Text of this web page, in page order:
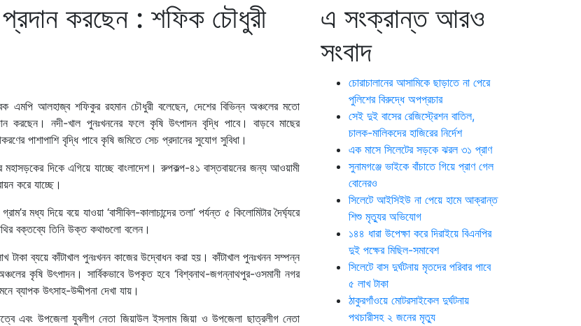
করছেন : শফিক চৌধুরী
এমপি আলহাজ্ব শফিকুর রহমান চৌধুরী বলেছেন, দেশের বিভিন্ন অঞ্চলের মতো
করছেন। নদী-খাল পুনঃখননের ফলে কৃষি উৎপাদন বৃদ্ধি পাবে। বাড়বে মাছের
পাশাপাশি বৃদ্ধি পাবে কৃষি জমিতে সেচ প্রদানের সুযোগ সুবিধা।
মহাসড়কের দিকে এগিয়ে যাচ্ছে বাংলাদেশ। রুপকল্প-৪১ বাস্তবায়নের জন্য আওয়ামী
করে যাচ্ছে।
মধ্য দিয়ে বয়ে যাওয়া ‘বাসীবিল-কালাচান্দের তলা’ পর্যন্ত ৫ কিলোমিটার দৈর্ঘ্যরে
বক্তব্যে তিনি উক্ত কথাগুলো বলেন।
টাকা ব্যয়ে কাঁটাখাল পুনঃখনন কাজের উদ্বোধন করা হয়। কাঁটাখাল পুনঃখনন সম্পন্ন
কৃষি উৎপাদন। সার্বিকভাবে উপকৃত হবে ‘বিশ্বনাথ-জগন্নাথপুর-ওসমানী নগর
ব্যাপক উৎসাহ-উদ্দীপনা দেখা যায়।
এবং উপজেলা যুবলীগ নেতা জিয়াউল ইসলাম জিয়া ও উপজেলা ছাত্রলীগ নেতা
এ সংক্রান্ত আরও
সংবাদ
চোরাচালানের আসামিকে ছাড়াতে না পেরে
পুলিশের বিরুদ্ধে অপপ্রচার
সেই দুই বাসের রেজিস্ট্রেশন বাতিল,
চালক-মালিকদের হাজিরের নির্দেশ
এক মাসে সিলেটের সড়কে ঝরল ৩১ প্রাণ
সুনামগঞ্জে ভাইকে বাঁচাতে গিয়ে প্রাণ গেল
বোনেরও
সিলেটে আইসিইউ না পেয়ে হামে আক্রান্ত
শিশু মৃত্যুর অভিযোগ
১৪৪ ধারা উপেক্ষা করে দিরাইয়ে বিএনপির
দুই পক্ষের মিছিল-সমাবেশ
সিলেটে বাস দুর্ঘটনায় মৃতদের পরিবার পাবে
৫ লাখ টাকা
ঠাকুরগাঁওয়ে মোটরসাইকেল দুর্ঘটনায়
পথচারীসহ ২ জনের মৃত্যু